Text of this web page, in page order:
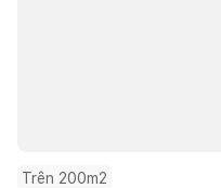
Trên 200m2